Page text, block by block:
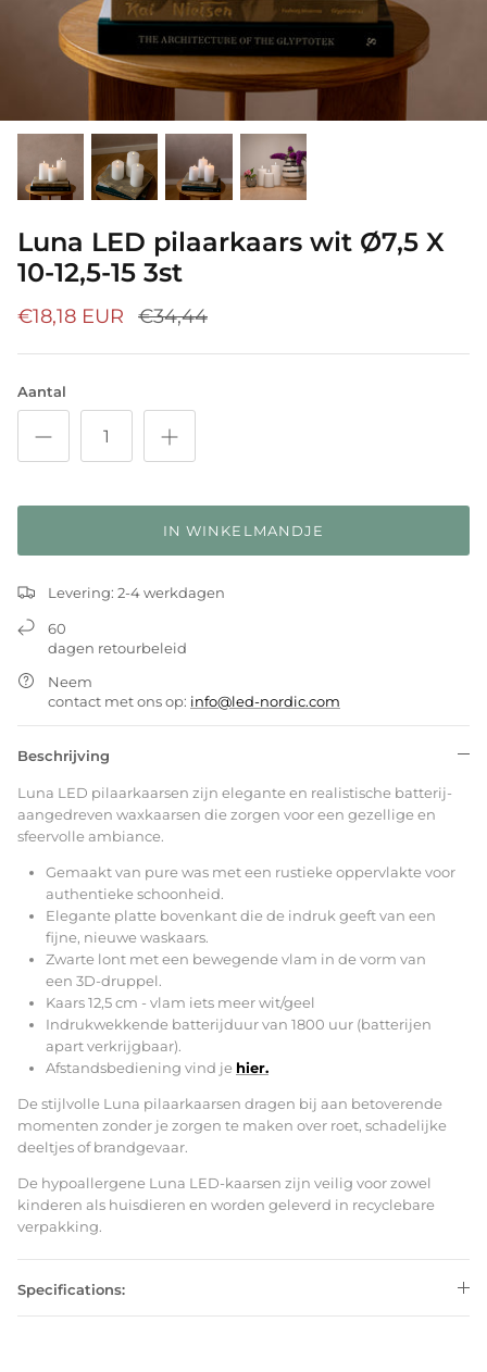
Luna LED pilaarkaars wit Ø7,5 X
10-12,5-15 3st
€18,18 EUR €34,44
Aantal
IN WINKELMANDJE
Levering: 2-4 werkdagen
60
dagen retourbeleid
Neem
contact met ons op: info@led-nordic.com
Beschrijving
Luna LED pilaarkaarsen zijn elegante en realistische batterij-
aangedreven waxkaarsen die zorgen voor een gezellige en
sfeervolle ambiance.
Gemaakt van pure was met een rustieke oppervlakte voor
authentieke schoonheid.
Elegante platte bovenkant die de indruk geeft van een
fijne, nieuwe waskaars.
Zwarte lont met een bewegende vlam in de vorm van
een 3D-druppel.
Kaars 12,5 cm - vlam iets meer wit/geel
Indrukwekkende batterijduur van 1800 uur (batterijen
apart verkrijgbaar).
Afstandsbediening vind je hier.
De stijlvolle Luna pilaarkaarsen dragen bij aan betoverende
momenten zonder je zorgen te maken over roet, schadelijke
deeltjes of brandgevaar.
De hypoallergene Luna LED-kaarsen zijn veilig voor zowel
kinderen als huisdieren en worden geleverd in recyclebare
verpakking.
Specifications: